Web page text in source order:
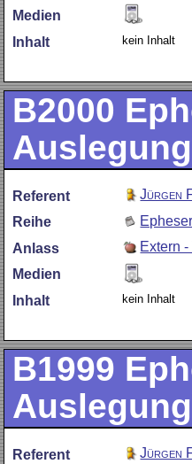
Medien
Inhalt
kein Inhalt
B2000
Referent Jürgen
Reihe
Anlass
Extern -
Medien
Inhalt
kein Inhalt
B1999
Referent Jürgen